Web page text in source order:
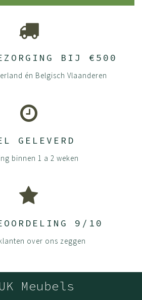
BIJ €500
én Belgisch Vlaanderen
GELEVERD
binnen 1 a 2 weken
9/10
over ons zeggen
Meubels